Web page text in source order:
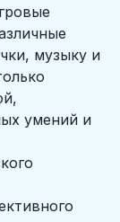
музыку и
умений и